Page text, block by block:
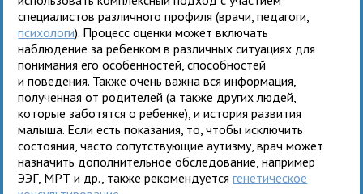
специалистов различного профиля (врачи, педагоги,
психологи). Процесс оценки может включать
наблюдение за ребенком в различных ситуациях для
понимания его особенностей, способностей
и поведения. Также очень важна вся информация,
полученная от родителей (а также других людей,
которые заботятся о ребенке), и история развития
малыша. Если есть показания, то, чтобы исключить
состояния, часто сопутствующие аутизму, врач может
назначить дополнительное обследование, например
ЭЭГ, МРТ и др., также рекомендуетсягенетическое